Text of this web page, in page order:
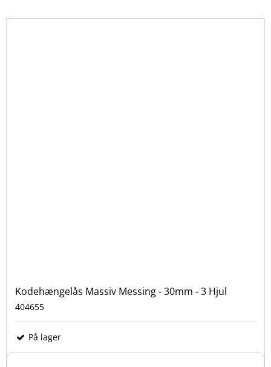
Kodehængelås Massiv Messing - 30mm - 3 Hjul
404655
På lager